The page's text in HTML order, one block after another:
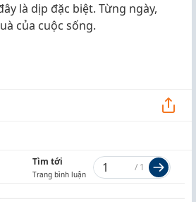
là dịp đặc biệt. Từng ngày,
của cuộc sống.
Tìm tới
Trang bình luận
/ 1